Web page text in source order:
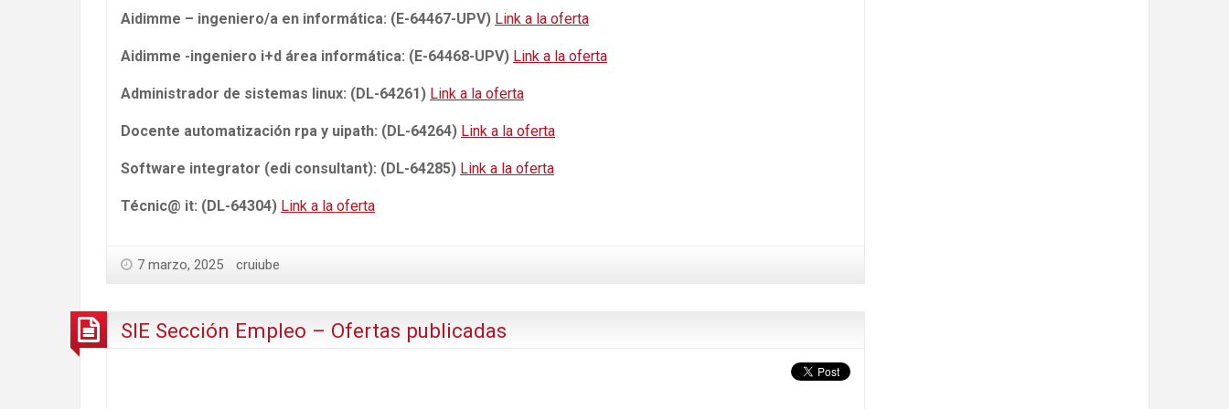
Aidimme – ingeniero/a en informática: (E-64467-UPV) Link a la oferta
Aidimme -ingeniero i+d área informática: (E-64468-UPV) Link a la oferta
Administrador de sistemas linux: (DL-64261) Link a la oferta
Docente automatización rpa y uipath: (DL-64264) Link a la oferta
Software integrator (edi consultant): (DL-64285) Link a la oferta
Técnic@ it: (DL-64304) Link a la oferta
7 marzo, 2025 cruiube
SIE Sección Empleo – Ofertas publicadas